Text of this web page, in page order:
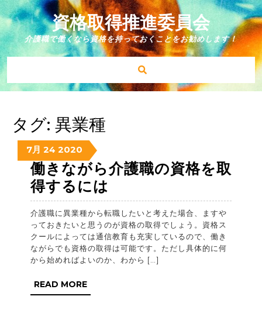
Skip
to
content
資格取得推進委員会
介護職で働くなら資格を持っておくことをお勧めします！
タグ: 異業種
7月 2020-
07-
24
24 2020-
07-
24
2020 2020-
07-
24
働きながら介護職の資格を取
得するには
き
な
が
ら
介護職に異業種から転職したいと考えた場合、ますや
っておきたいと思うのが資格の取得でしょう。資格ス
クールによっては通信教育も充実しているので、働き
ながらでも資格の取得は可能です。ただし具体的に何
から始めればよいのか、わから […]
READ MOREREAD
MORE